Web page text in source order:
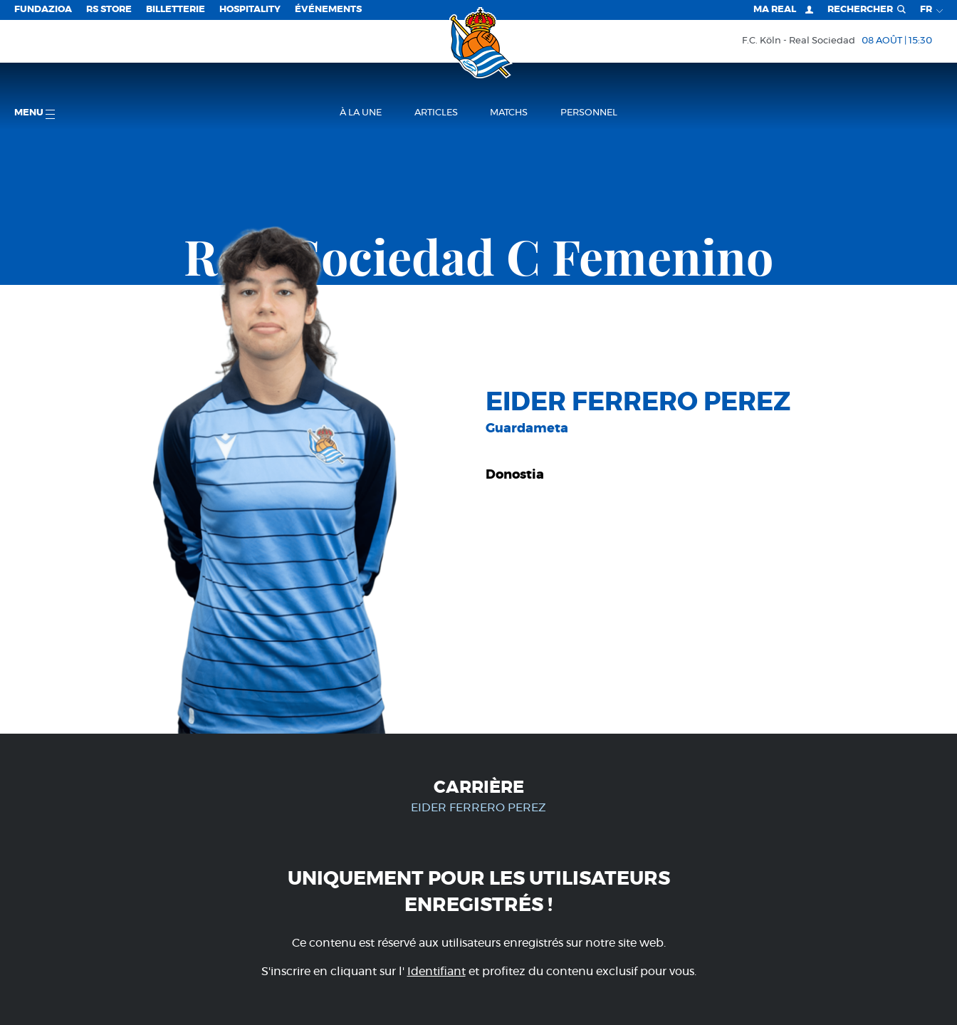
FUNDAZIOA RS STORE BILLETTERIE HOSPITALITY ÉVÉNEMENTS MA REAL RECHERCHER FR
F.C. Köln Real Sociedad 08 AOÛT | 15:30
MENU À LA UNE ARTICLES MATCHS PERSONNEL
Real Sociedad C Femenino
EIDER FERRERO PEREZ
Guardameta
Donostia
CARRIÈRE
EIDER FERRERO PEREZ
UNIQUEMENT POUR LES UTILISATEURS
ENREGISTRÉS !
Ce contenu est réservé aux utilisateurs enregistrés sur notre site web.
S'inscrire en cliquant sur l' Identifiantet profitez du contenu exclusif pour vous.